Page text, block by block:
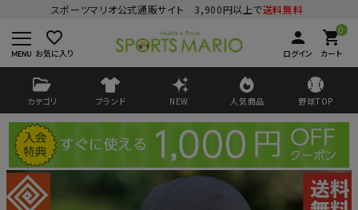
スポーツマリオ公式通販サイト 3,900円以上で送料無料
favorite_border
お気に入り
person
ログイン
0
shopping_cart
カート
カテゴリ ブランド NEW 人気商品 野球TOP
ログイン 会員登録